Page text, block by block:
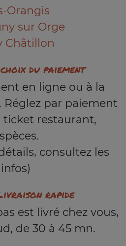
Orangis
sur Orge
Châtillon
du paiement
en ligne ou à la
Réglez par paiement
ticket restaurant,
consultez les
infos)
rapide
est livré chez vous,
de 30 à 45 mn.